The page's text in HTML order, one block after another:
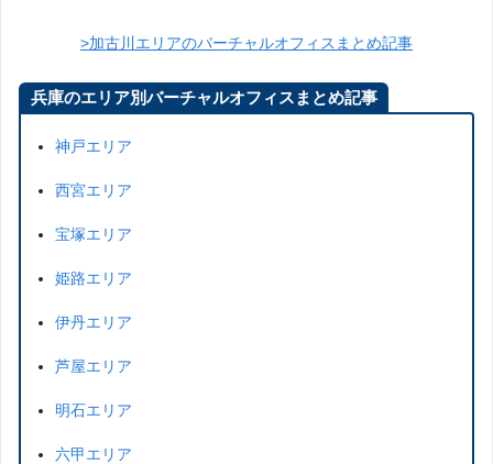
>加古川エリアのバーチャルオフィスまとめ記事
兵庫のエリア別バーチャルオフィスまとめ記事
神戸エリア
西宮エリア
宝塚エリア
姫路エリア
伊丹エリア
芦屋エリア
明石エリア
六甲エリア